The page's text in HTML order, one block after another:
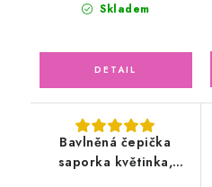
Skladem
Bavlněná čepička
saporka květinka,